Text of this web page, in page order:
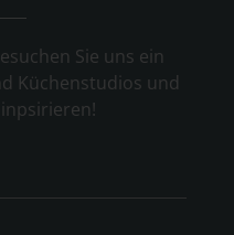
Sie uns ein
Küchenstudios und
inpsirieren!